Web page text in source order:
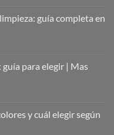
guía completa en
para elegir | Mas
y cuál elegir según